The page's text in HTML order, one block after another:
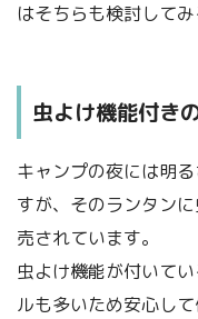
はそちらも検討して
虫よけ機能付き
キャンプの夜には明
すが、そのランタン
売されています。
虫よけ機能が付いて
ルも多いため安心して